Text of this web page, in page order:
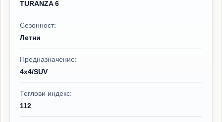
TURANZA 6
Сезонност:
Летни
Предназначение:
4x4/SUV
Теглови индекс:
112